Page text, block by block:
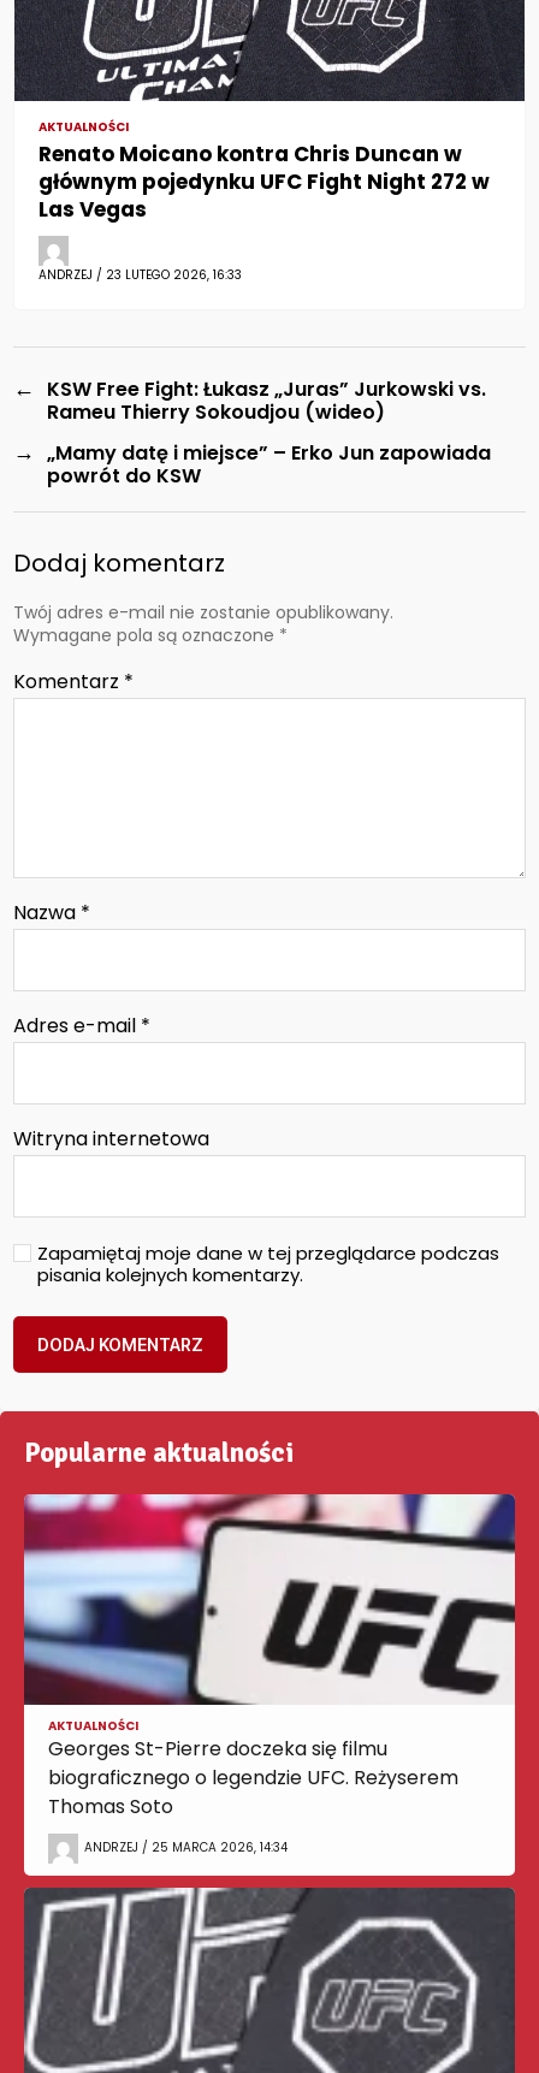
AKTUALNOŚCI
Renato Moicano kontra Chris Duncan w
głównym pojedynku UFC Fight Night 272 w
Las Vegas
ANDRZEJ / 23 LUTEGO 2026, 16:33
←
KSW Free Fight: Łukasz „Juras” Jurkowski vs.
Rameu Thierry Sokoudjou (wideo)
→ „Mamy datę i miejsce” – Erko Jun zapowiada
powrót do KSW
Dodaj komentarz
Twój adres e-mail nie zostanie opublikowany.
Wymagane pola są oznaczone *
Komentarz *
Nazwa *
Adres e-mail *
Witryna internetowa
Zapamiętaj moje dane w tej przeglądarce podczas
pisania kolejnych komentarzy.
Popularne aktualności
AKTUALNOŚCI
Georges St-Pierre doczeka się filmu
biograficznego o legendzie UFC. Reżyserem
Thomas Soto
ANDRZEJ / 25 MARCA 2026, 14:34